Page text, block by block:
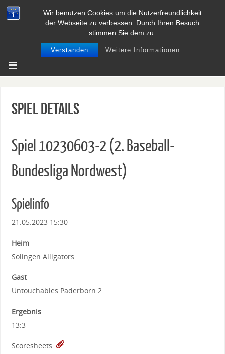
Wir benutzen Cookies um die Nutzerfreundlichkeit
der Webseite zu verbessen. Durch Ihren Besuch
stimmen Sie dem zu.
Verstanden Weitere Informationen
BASEBALL UND SOFTBALL IN
NIEDERSACHSEN
Spiel Details
Spiel 10230603-2 (2. Baseball-
Bundesliga Nordwest)
Spielinfo
21.05.2023 15:30
Heim
Solingen Alligators
Gast
Untouchables Paderborn 2
Ergebnis
13:3
Scoresheets: